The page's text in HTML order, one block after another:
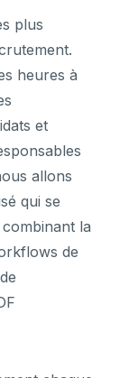
plus
heures à
et
allons
qui se
la
de